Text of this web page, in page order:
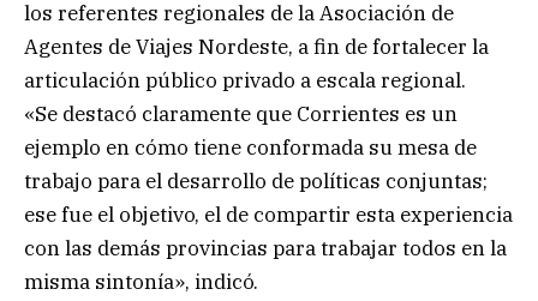
los referentes regionales de la Asociación de
Agentes de Viajes Nordeste, a fin de fortalecer la
articulación público privado a escala regional.
«Se destacó claramente que Corrientes es un
ejemplo en cómo tiene conformada su mesa de
trabajo para el desarrollo de políticas conjuntas;
ese fue el objetivo, el de compartir esta experiencia
con las demás provincias para trabajar todos en la
misma sintonía», indicó.